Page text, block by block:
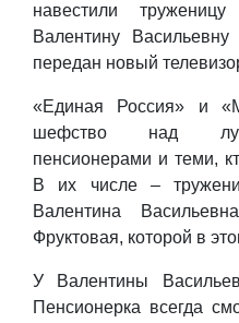
навестили
Валентину
передан новый
«Единая Россия» и
шефство над
пенсионерами и теми,
В их числе –
Валентина
Фруктовая, которой в
У Валентины
Пенсионерка всегда